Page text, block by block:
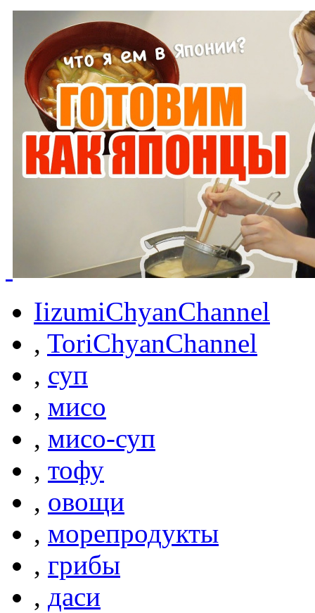
IizumiChyanChannel
, ToriChyanChannel
, суп
, мисо
, мисо-суп
, тофу
, овощи
, морепродукты
, грибы
, даси